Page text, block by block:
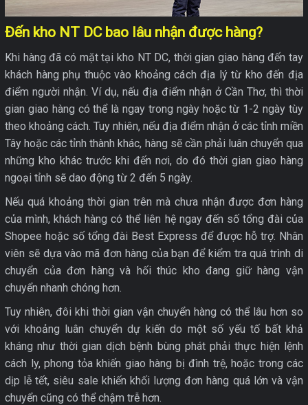
Đến kho NT DC bao lâu nhận được hàng?
Khi hàng đã có mặt tại kho NT DC, thời gian giao hàng đến tay
khách hàng phụ thuộc vào khoảng cách địa lý từ kho đến địa
điểm người nhận. Ví dụ, nếu địa điểm nhận ở Cần Thơ, thì thời
gian giao hàng có thể là ngay trong ngày hoặc từ 1-2 ngày tùy
theo khoảng cách. Tuy nhiên, nếu địa điểm nhận ở các tỉnh miền
Tây hoặc các tỉnh thành khác, hàng sẽ cần phải luân chuyển qua
những kho khác trước khi đến nơi, do đó thời gian giao hàng
ngoại tỉnh sẽ dao động từ 2 đến 5 ngày.
Nếu quá khoảng thời gian trên mà chưa nhận được đơn hàng
của mình, khách hàng có thể liên hệ ngay đến số tổng đài của
Shopee hoặc số tổng đài Best Express để được hỗ trợ. Nhân
viên sẽ dựa vào mã đơn hàng của bạn để kiểm tra quá trình di
chuyển của đơn hàng và hối thúc kho đang giữ hàng vận
chuyển nhanh chóng hơn.
Tuy nhiên, đôi khi thời gian vận chuyển hàng có thể lâu hơn so
với khoảng luân chuyển dự kiến do một số yếu tố bất khả
kháng như thời gian dịch bệnh bùng phát phải thực hiện lệnh
cách ly, phong tỏa khiến giao hàng bị đình trệ, hoặc trong các
dịp lễ tết, siêu sale khiến khối lượng đơn hàng quá lớn và vận
chuyển cũng có thể chậm trễ hơn.